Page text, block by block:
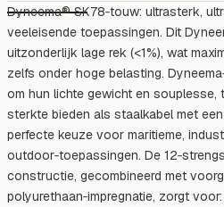
Dyneema® SK78‑touw: ultrasterk,
veeleisende toepassingen. Dit
uitzonderlijk lage rek (<1%), wat
zelfs onder hoge belasting.
om hun lichte gewicht en souplesse,
sterkte bieden als staalkabel met
perfecte keuze voor maritieme,
outdoor‑toepassingen. De
constructie, gecombineerd met
polyurethaan‑impregnatie, zorgt